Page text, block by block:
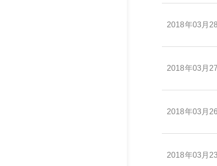
2018年03月
2018年03月
2018年03月
2018年03月